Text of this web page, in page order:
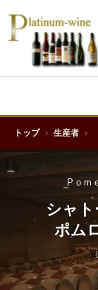
トップ › 生産者 ›
シャ
ポム